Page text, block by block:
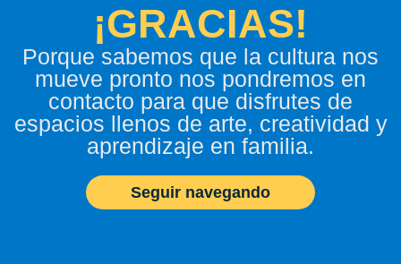
Porque sabemos que la cultura nos
mueve pronto nos pondremos en
contacto para que disfrutes de
espacios llenos de arte, creatividad y
aprendizaje en familia.
¡GRACIAS!
Seguir navegando